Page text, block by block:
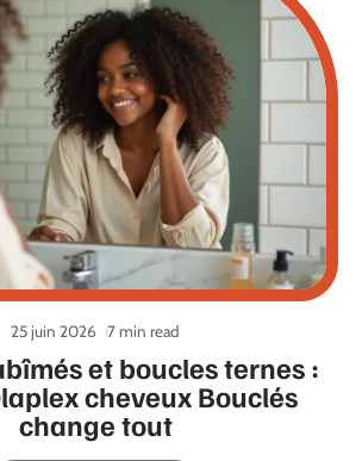
et boucles ternes :
cheveux Bouclés
change tout
25 juin 2026 7 min read